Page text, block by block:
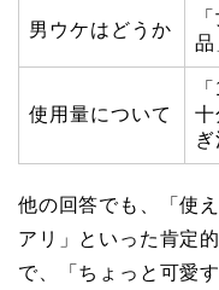
男ウケはどうか
品
使用量について
十
ぎ
他の回答でも、「使
アリ」といった肯定
で、「ちょっと可愛